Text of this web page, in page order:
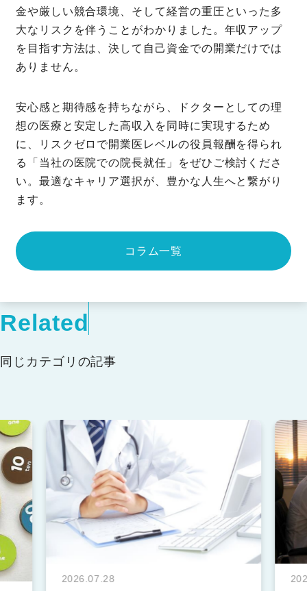
金や厳しい競合環境、そして経営の重圧といった多
大なリスクを伴うことがわかりました。年収アップ
を目指す方法は、決して自己資金での開業だけでは
ありません。
安心感と期待感を持ちながら、ドクターとしての理
想の医療と安定した高収入を同時に実現するため
に、リスクゼロで開業医レベルの役員報酬を得られ
る「当社の医院での院長就任」をぜひご検討くださ
い。最適なキャリア選択が、豊かな人生へと繋がり
ます。
コラム一覧
Related
同じカテゴリの記事
2026.07.28